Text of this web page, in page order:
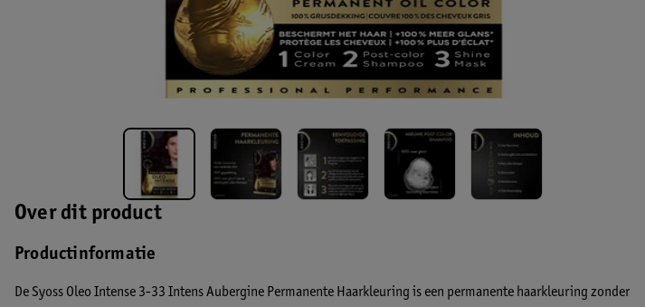
Over dit product
Productinformatie
De Syoss Oleo Intense 3-33 Intens Aubergine Permanente Haarkleuring is een permanente haarkleuring zonder